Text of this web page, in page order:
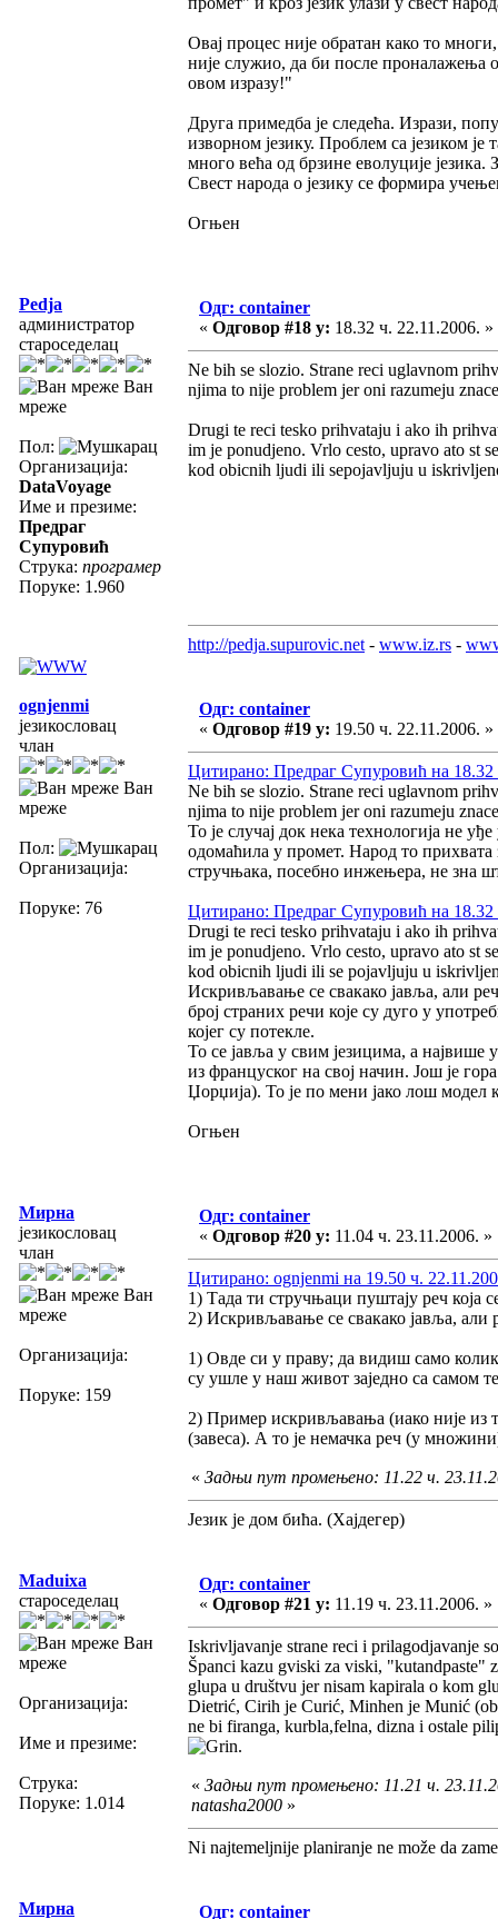
Овај процес није обратан како то
није служио, да би после
овом изразу!"
Друга примедба је следећа. Изрази,
изворном језику. Проблем са језиком је
много већа од брзине еволуције језика.
Свест народа о језику се формира
Огњен
Pedja
администратор
староседелац
Ван
мреже
Пол:
Организација:
DataVoyage
Име и презиме:
Предраг
Супуровић
Струка: програмер
Поруке: 1.960
Одг: container
« Одговор #18 у: 18.32 ч. 22.11.2006. »
Ne bih se slozio. Strane reci uglavnom
njima to nije problem jer oni razumeju
Drugi te reci tesko prihvataju i ako ih
im je ponudjeno. Vrlo cesto, upravo ato st
kod obicnih ljudi ili sepojavljuju u
http://pedja.supurovic.net - www.iz.rs -
ognjenmi
језикословац
члан
Ван
мреже
Пол:
Организација:
Поруке: 76
Одг: container
« Одговор #19 у: 19.50 ч. 22.11.2006. »
Цитирано: Предраг Супуровић на 18.32
Ne bih se slozio. Strane reci uglavnom
njima to nije problem jer oni razumeju
То је случај док нека технологија не
одомаћила у промет. Народ то
стручњака, посебно инжењера, не зна
Цитирано: Предраг Супуровић на 18.32
Drugi te reci tesko prihvataju i ako ih
im je ponudjeno. Vrlo cesto, upravo ato st
kod obicnih ljudi ili se pojavljuju u
Искривљавање се свакако јавља, али
број страних речи које су дуго у
којег су потекле.
То се јавља у свим језицима, а највише
из француског на свој начин. Још је
Џорџија). То је по мени јако лош модел
Огњен
Мирна
језикословац
члан
Ван
мреже
Организација:
Поруке: 159
Одг: container
« Одговор #20 у: 11.04 ч. 23.11.2006. »
Цитирано: ognjenmi на 19.50 ч.
1) Тада ти стручњаци пуштају реч која
2) Искривљавање се свакако јавља, али
1) Овде си у праву; да видиш само
су ушле у наш живот заједно са самом
2) Пример искривљавања (иако није из
(завеса). А то је немачка реч (у
« Задњи пут промењено: 11.22 ч.
Језик је дом бића. (Хајдегер)
Maduixa
староседелац
Ван
мреже
Организација:
Име и презиме:
Струка:
Поруке: 1.014
Одг: container
« Одговор #21 у: 11.19 ч. 23.11.2006. »
Iskrivljavanje strane reci i prilagodjavanje
Španci kazu gviski za viski, "kutandpaste"
glupa u društvu jer nisam kapirala o kom
Dietrić, Cirih je Curić, Minhen je Munić
ne bi firanga, kurbla,felna, dizna i ostale
.
« Задњи пут промењено: 11.21 ч.
natasha2000 »
Ni najtemeljnije planiranje ne može da
Мирна
Одг: container